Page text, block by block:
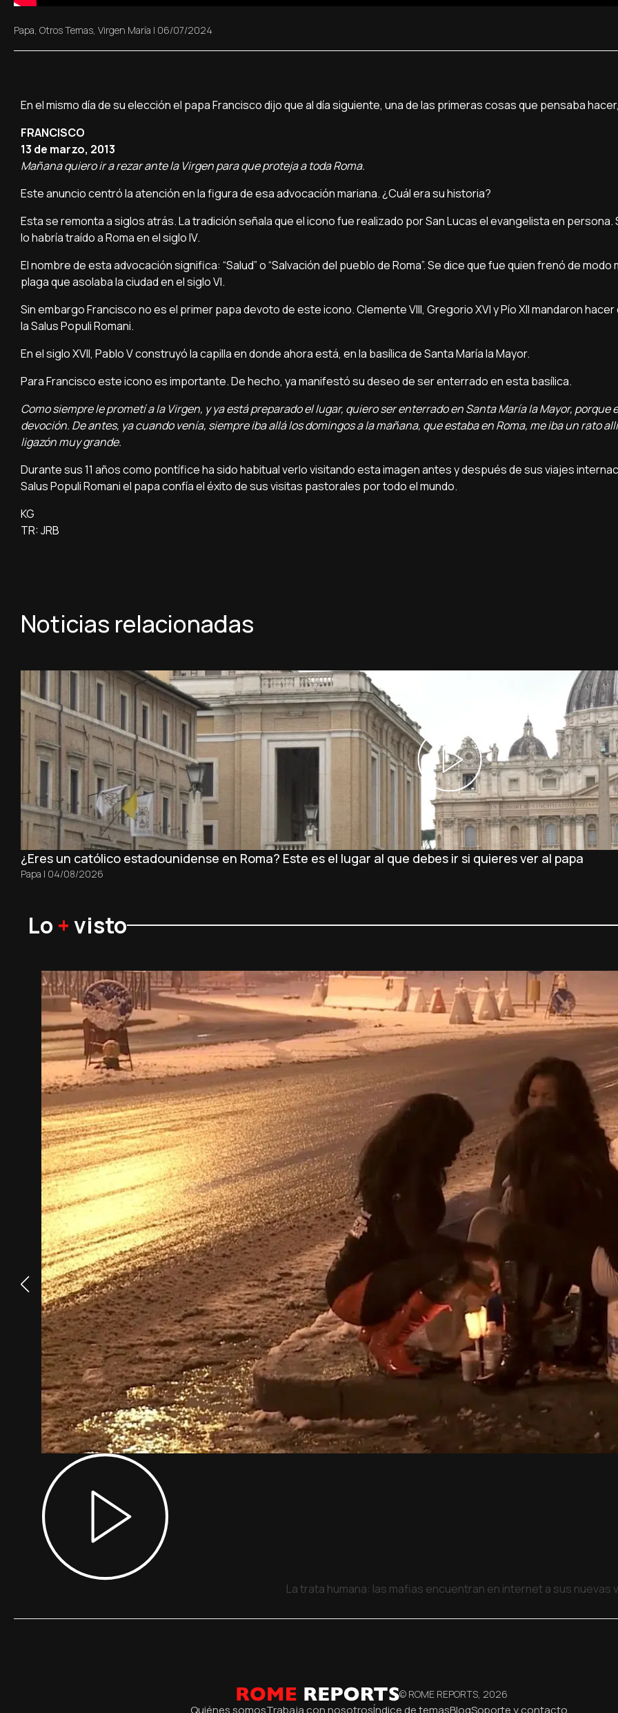
Papa Otros Temas Virgen María | 06/07/2024
En el mismo día de su elección el papa Francisco dijo que al día siguiente, una de las primeras cosas que pensaba
FRANCISCO
13 de marzo, 2013
Mañana quiero ir a rezar ante la Virgen para que proteja a toda Roma.
Este anuncio centró la atención en la figura de esa advocación mariana. ¿Cuál era su historia?
Esta se remonta a siglos atrás. La tradición señala que el icono fue realizado por San Lucas el evangelista en persona.
lo habría traído a Roma en el siglo IV.
El nombre de esta advocación significa: “Salud” o “Salvación del pueblo de Roma”. Se dice que fue quien frenó de modo
plaga que asolaba la ciudad en el siglo VI.
Sin embargo Francisco no es el primer papa devoto de este icono. Clemente VIII, Gregorio XVI y Pío XII mandaron
la Salus Populi Romani.
En el siglo XVII, Pablo V construyó la capilla en donde ahora está, en la basílica de Santa María la Mayor.
Para Francisco este icono es importante. De hecho, ya manifestó su deseo de ser enterrado en esta basílica.
Como siempre le prometí a la Virgen, y ya está preparado el lugar, quiero ser enterrado en Santa María la Mayor, porque
devoción. De antes, ya cuando venía, siempre iba allá los domingos a la mañana, que estaba en Roma, me iba un rato
ligazón muy grande.
Durante sus 11 años como pontífice ha sido habitual verlo visitando esta imagen antes y después de sus viajes
Salus Populi Romani el papa confía el éxito de sus visitas pastorales por todo el mundo.
KG
TR: JRB
Noticias relacionadas
¿Eres un católico estadounidense en Roma? Este es el lugar al que debes ir si quieres ver al papa
Papa | 04/08/2026
Lo +visto
La trata humana: las mafias encuentran en internet a sus nuevas
© ROME REPORTS, 2026
Quiénes somosTrabaja con nosotrosÍndice de temasBlogSoporte y contacto